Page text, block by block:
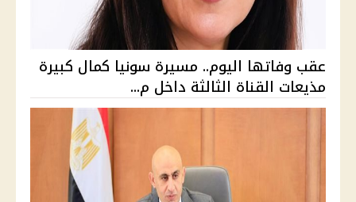
عقب وفاتها اليوم.. مسيرة سونيا كمال كبيرة
مذيعات القناة الثالثة داخل م...